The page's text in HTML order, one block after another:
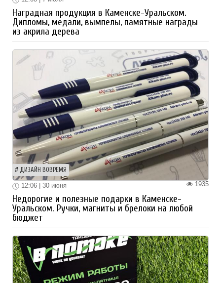
Наградная продукция в Каменске-Уральском.
Дипломы, медали, вымпелы, памятные награды
из акрила дерева
ДИЗАЙН ВОВРЕМЯ
1935
12:06 | 30 июня
Недорогие и полезные подарки в Каменске-
Уральском. Ручки, магниты и брелоки на любой
бюджет